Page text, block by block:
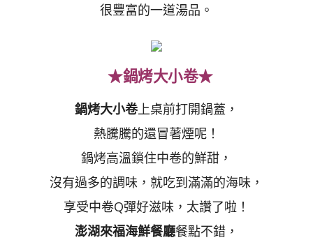
很豐富的一道湯品。
★鍋烤大小卷★
鍋烤大小卷上桌前打開鍋蓋，
熱騰騰的還冒著煙呢！
鍋烤高溫鎖住中卷的鮮甜，
沒有過多的調味，就吃到滿滿的海味，
享受中卷Q彈好滋味，太讚了啦！
澎湖來福海鮮餐廳餐點不錯，